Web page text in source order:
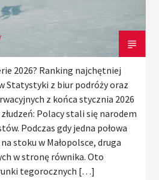
2026? Ranking najchętniej
Statystyki z biur podróży oraz
z końca stycznia 2026
Polacy stali się narodem
Podczas gdy jedna połowa
stoku w Małopolsce, druga
w stronę równika. Oto
tegorocznych […]